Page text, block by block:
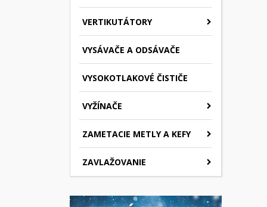
VERTIKUTÁTORY
VYSÁVAČE A ODSÁVAČE
VYSOKOTLAKOVÉ ČISTIČE
VYŽÍNAČE
ZAMETACIE METLY A KEFY
ZAVLAŽOVANIE